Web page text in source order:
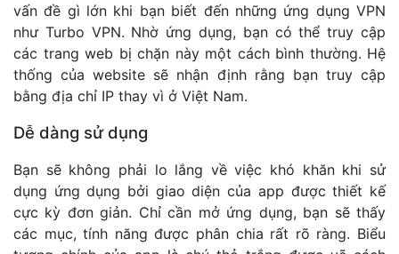
vấn đề gì lớn khi bạn biết đến những ứng dụng VPN
như Turbo VPN. Nhờ ứng dụng, bạn có thể truy cập
các trang web bị chặn này một cách bình thường. Hệ
thống của website sẽ nhận định rằng bạn truy cập
bằng địa chỉ IP thay vì ở Việt Nam.
Dễ dàng sử dụng
Bạn sẽ không phải lo lắng về việc khó khăn khi sử
dụng ứng dụng bởi giao diện của app được thiết kế
cực kỳ đơn giản. Chỉ cần mở ứng dụng, bạn sẽ thấy
các mục, tính năng được phân chia rất rõ ràng. Biểu